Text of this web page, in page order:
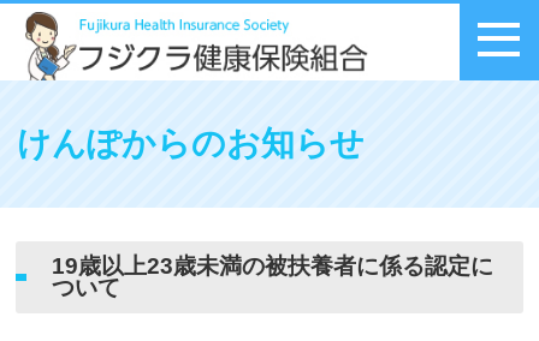
けんぽからのお知らせ
19歳以上23歳未満の被扶養者に係る認定に
ついて